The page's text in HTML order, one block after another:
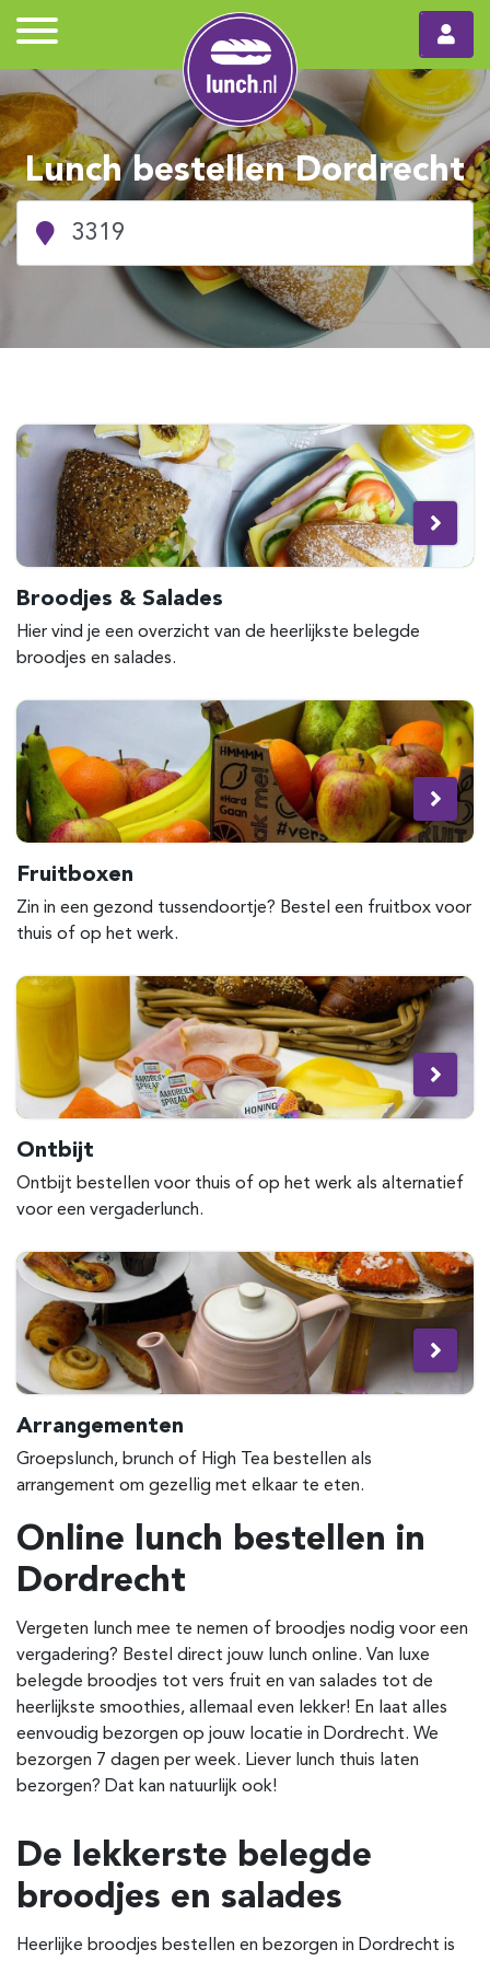
Lunch bestellen Dordrecht
Broodjes & Salades
Hier vind je een overzicht van de heerlijkste belegde
broodjes en salades.
Fruitboxen
Zin in een gezond tussendoortje? Bestel een fruitbox voor
thuis of op het werk.
Ontbijt
Ontbijt bestellen voor thuis of op het werk als alternatief
voor een vergaderlunch.
Arrangementen
Groepslunch, brunch of High Tea bestellen als
arrangement om gezellig met elkaar te eten.
Online lunch bestellen in
Dordrecht
Vergeten lunch mee te nemen of broodjes nodig voor een
vergadering? Bestel direct jouw lunch online. Van luxe
belegde broodjes tot vers fruit en van salades tot de
heerlijkste smoothies, allemaal even lekker! En laat alles
eenvoudig bezorgen op jouw locatie in Dordrecht. We
bezorgen 7 dagen per week. Liever lunch thuis laten
bezorgen? Dat kan natuurlijk ook!
De lekkerste belegde
broodjes en salades
Heerlijke broodjes bestellen en bezorgen in Dordrecht is